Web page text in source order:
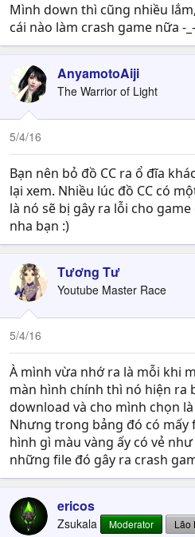
Mình down thì cũng nhiều
cái nào làm crash game nữa -_-
AnyamotoAiji
The Warrior of Light
5/4/16
Bạn nên bỏ đồ CC ra ổ đĩa
lại xem. Nhiều lúc đồ CC có
là nó sẽ bị gây ra lỗi cho
nha bạn :)
Tương Tư
Youtube Master Race
5/4/16
À mình vừa nhớ ra là mỗi khi
màn hình chính thì nó hiện ra
download và cho mình chọn
Nhưng trong bảng đó có mấy
hình gì màu vàng ấy có vẻ
những file đó gây ra crash
ericos
Zsukala Moderator Lão